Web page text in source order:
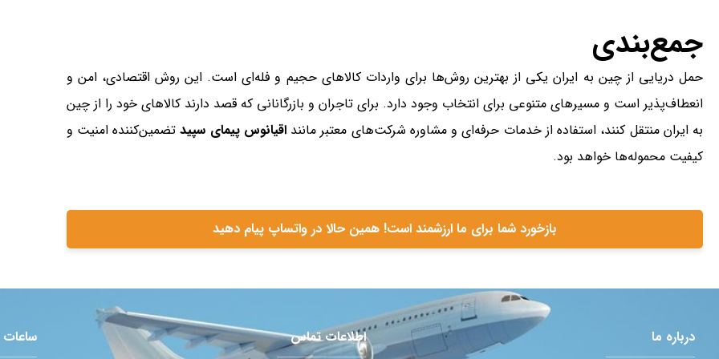
جمع‌بندی
حمل دریایی از چین به ایران یکی از بهترین روش‌ها برای واردات کالاهای حجیم و فله‌ای است. این روش اقتصادی، امن و
انعطاف‌پذیر است و مسیرهای متنوعی برای انتخاب وجود دارد. برای تاجران و بازرگانانی که قصد دارند کالاهای خود را از چین
به ایران منتقل کنند، استفاده از خدمات حرفه‌ای و مشاوره شرکت‌های معتبر ماننداقیانوس پیمای سپیدتضمین‌کننده امنیت و
کیفیت محموله‌ها خواهد بود.
بازخورد شما برای ما ارزشمند است! همین حالا در واتساپ پیام دهید
درباره ما اطلاعات تماس ساعات